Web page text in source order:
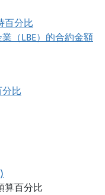
百分比
（LBE）的合約金額
比
算百分比